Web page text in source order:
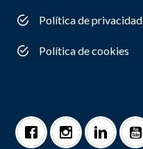
Política de privacidad
Política de cookies